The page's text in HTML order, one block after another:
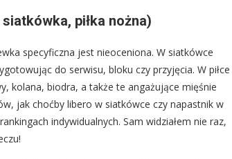
piłka nożna)
specyficzna jest nieoceniona. W siatkówce
do serwisu, bloku czy przyjęcia. W piłce
kolana, biodra, a także te angażujące mięśnie
jak choćby libero w siatkówce czy napastnik w
indywidualnych. Sam widziałem nie raz,